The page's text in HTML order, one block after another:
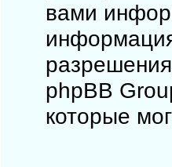
вами
phpBB
которые